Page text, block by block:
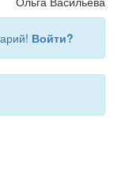
Войти?